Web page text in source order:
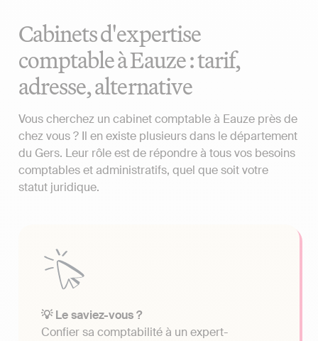
Cabinets d'expertise
comptable à Eauze : tarif,
adresse, alternative
Vous cherchez un cabinet comptable à Eauze près de
chez vous ? Il en existe plusieurs dans le département
du Gers. Leur rôle est de répondre à tous vos besoins
comptables et administratifs, quel que soit votre
statut juridique.
💡 Le saviez-vous ?
Confier sa comptabilité à un expert-